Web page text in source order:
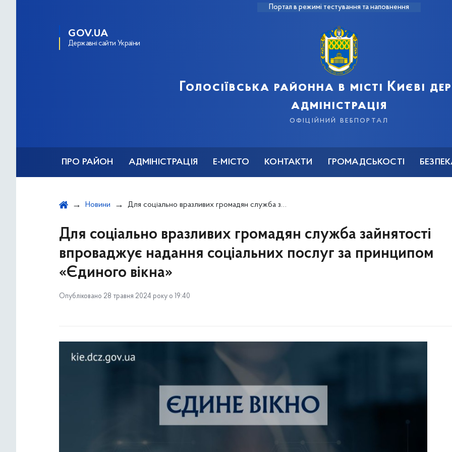
Портал в режимі тестування та наповнення
GOV.UA
Державні сайти України
Голосіївська районна в місті Києві
адміністрація
офіційний вебпортал
ПРО РАЙОН АДМІНІСТРАЦІЯ Е-МІСТО КОНТАКТИ ГРОМАДСЬКОСТІ
Новини Для соціально вразливих громадян служба зайнятості впроваджує надання соціальних послуг за принципом «Єдиного вікна»
Для соціально вразливих громадян служба зайнятості
впроваджує надання соціальних послуг за принципом
«Єдиного вікна»
Опубліковано 28 травня 2024 року о 19:40